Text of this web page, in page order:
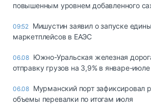
повышенным уровнем добавленного
09:52 Мишустин заявил о запуске
маркетплейсов в ЕАЭС
06.08 Южно-Уральская железная
отправку грузов на 3,9% в январе-июле
06.08 Мурманский порт зафиксировал
объемы перевалки по итогам июля